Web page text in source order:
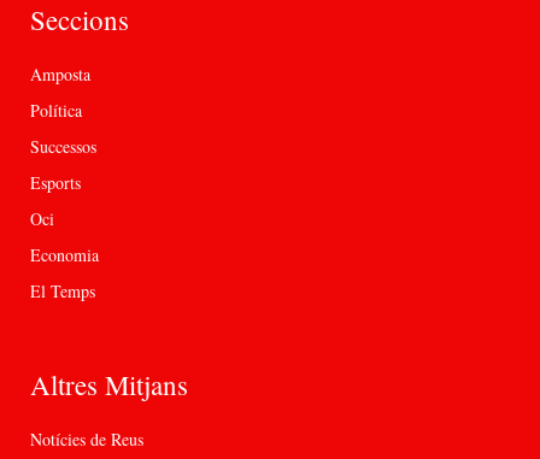
Seccions
Amposta
Política
Successos
Esports
Oci
Economia
El Temps
Altres Mitjans
Notícies de Reus